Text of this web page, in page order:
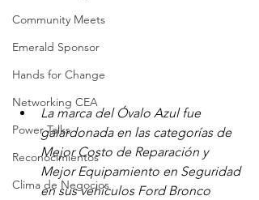
Community Meets
Emerald Sponsor
Hands for Change
Networking CEA
Power Talks
Reconocimientos
Clima de Negocios
La marca del Óvalo Azul fue
galardonada en las categorías de
Mejor Costo de Reparación y
Mejor Equipamiento en Seguridad
en sus vehículos Ford Bronco